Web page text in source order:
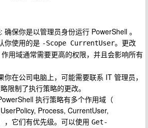
: 确保你是以管理员身份运行 PowerShell 。
你使用的是 -Scope CurrentUser。更改
作用域通常需要更高的权限，并且会影响所有
你在公司电脑上，可能需要联系 IT 管理员，
限制了执行策略的更改。
执行策略有多个作用域（
Process, CurrentUser,
，它们有优先级。可以使用 Get-